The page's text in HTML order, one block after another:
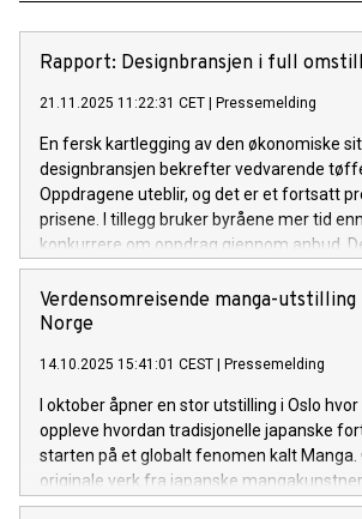
Rapport: Designbransjen i full
21.11.2025 11:22:31 CET | Pressemelding
En fersk kartlegging av den økonomiske
designbransjen bekrefter vedvarende
Oppdragene uteblir, og det er et fortsatt
prisene. I tillegg bruker byråene mer tid
konkurrere om oppdrag gjennom anbud.
ytterligere press på en bransje som nå
overleve.
Verdensomreisende manga-
Norge
14.10.2025 15:41:01 CEST | Pressemelding
I oktober åpner en stor utstilling i Oslo
oppleve hvordan tradisjonelle japanske
starten på et globalt fenomen kalt Manga.
originale verk fra japanske
annet arbeider av den legendariske